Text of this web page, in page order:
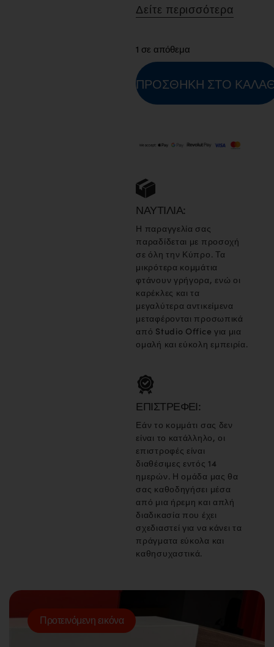
Δείτε περισσότερα
1 σε απόθεμα
ΠΡΟΣΘΉΚΗ ΣΤΟ
ΝΑΥΤΙΛΊΑ:
Η παραγγελία σας
παραδίδεται με προσοχή
σε όλη την Κύπρο. Τα
μικρότερα κομμάτια
φτάνουν γρήγορα, ενώ οι
καρέκλες και τα
μεγαλύτερα αντικείμενα
μεταφέρονται προσωπικά
από Studio Office για μια
ομαλή και εύκολη εμπειρία.
ΕΠΙΣΤΡΈΦΕΙ:
Εάν το κομμάτι σας δεν
είναι το κατάλληλο, οι
επιστροφές είναι
διαθέσιμες εντός 14
ημερών. Η ομάδα μας θα
σας καθοδηγήσει μέσα
από μια ήρεμη και απλή
διαδικασία που έχει
σχεδιαστεί για να κάνει τα
πράγματα εύκολα και
καθησυχαστικά.
Προτεινόμενη εικόνα